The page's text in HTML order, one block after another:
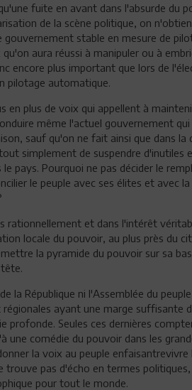
fuite en avant dans l'absurde du
de la scène politique, on
stable en mesure de
aura réussi à manipuler ou à
encore plus important que lors de
pilotage automatique.
en plus de voix qui appellent à
même l'actuel gouvernement
sauf qu'on ne fait ainsi que dans
simplement de suspendre d'inutiles
le pays. Pourquoi ne pas décider le
le peuple avec ses élites et avec
rationnellement et dans l'intérêt
locale du pouvoir, au plus près du
la pyramide du pouvoir sur sa
la République ni l'Assemblée du
régionales ayant une marge
profonde. Seules ces dernières
une comédie du pouvoir dans les
la voix au peuple
trouve pas d'écho en termes
pour tout le monde.